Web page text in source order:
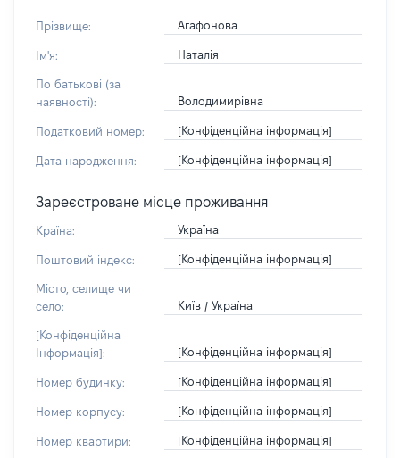
Прізвище: Агафонова
Ім'я: Наталія
По батькові (за
наявності):
Володимирівна
Податковий номер: [Конфіденційна інформація]
Дата народження: [Конфіденційна інформація]
Зареєстроване місце проживання
Країна: Україна
Поштовий індекс: [Конфіденційна інформація]
Місто, селище чи
село:
Київ / Україна
[Конфіденційна
Інформація]:
[Конфіденційна інформація]
Номер будинку: [Конфіденційна інформація]
Номер корпусу: [Конфіденційна інформація]
Номер квартири: [Конфіденційна інформація]